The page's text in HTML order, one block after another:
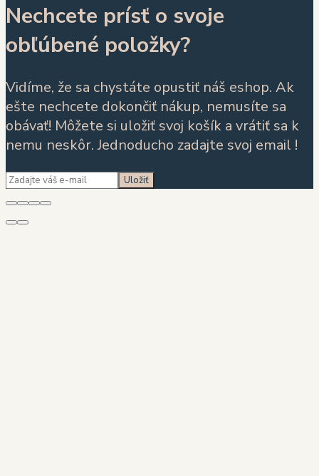
Nechcete prísť o svoje
obľúbené položky?
Vidíme, že sa chystáte opustiť náš eshop. Ak
ešte nechcete dokončiť nákup, nemusíte sa
obávať! Môžete si uložiť svoj košík a vrátiť sa k
nemu neskôr. Jednoducho zadajte svoj email !
Uložiť